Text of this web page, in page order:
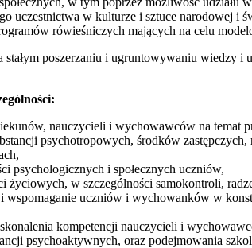
uczestnictwa w kulturze i sztuce narodowej i
rówieśniczych mających na celu
stałym poszerzaniu i ugruntowywaniu
nauczycieli i wychowawców na temat
psychotropowych, środków
psychologicznych i społecznych uczniów,
życiowych, w szczególności samokontroli,
wspomaganie uczniów i wychowanków w
kompetencji nauczycieli i
psychoaktywnych, oraz podejmowania